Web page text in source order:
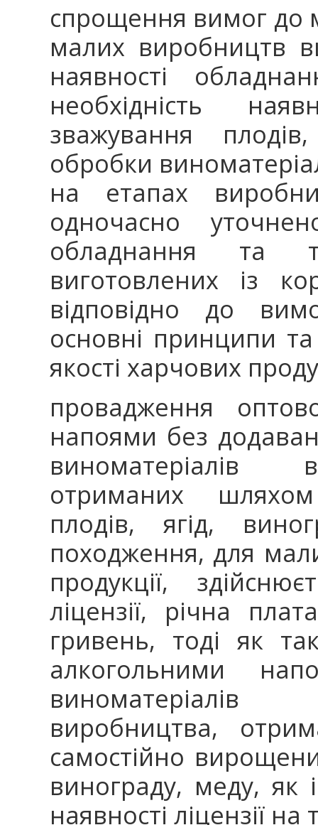
спрощення вимог до
малих виробництв
наявності
необхідність
зважування
обробки
на етапах
одночасно
обладнання та
виготовлених із
відповідно до
основні принципи
якості харчових
провадження
напоями без
виноматеріалів
отриманих
плодів, ягід,
походження, для
продукції,
ліцензії, річна
гривень, тоді як
алкогольними
виробництва,
самостійно
винограду, меду, як
наявності ліцензії на